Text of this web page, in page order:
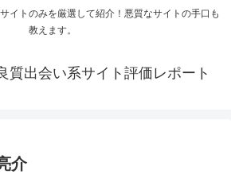
イトのみを厳選して紹介！悪質なサイトの手口も
教えます。
質出会い系サイト評価レポート
介